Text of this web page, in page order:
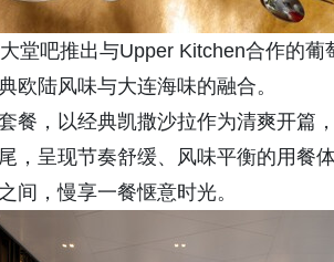
堂吧推出与Upper Kitchen合作的
欧陆风味与大连海味的融合。
餐，以经典凯撒沙拉作为清爽开篇
，呈现节奏舒缓、风味平衡的用餐
间，慢享一餐惬意时光。